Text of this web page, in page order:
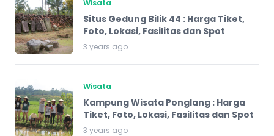
Wisata
Situs Gedung Bilik 44 : Harga Tiket,
Foto, Lokasi, Fasilitas dan Spot
3 years ago
Wisata
Kampung Wisata Ponglang : Harga
Tiket, Foto, Lokasi, Fasilitas dan Spot
3 years ago